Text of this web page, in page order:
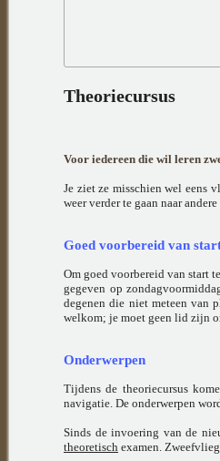
Theoriecursus
Voor iedereen die wil leren
Je ziet ze misschien wel eens
weer verder te gaan naar
Goed voorbereid van
Om goed voorbereid van start
gegeven op
degenen die niet meteen van
welkom; je moet geen lid zijn
Onderwerpen
Tijdens de theoriecursus
navigatie. De onderwerpen
Sinds de invoering van de
theoretisch examen.